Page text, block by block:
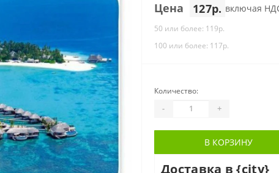
Цена 127р. включая
50 или более: 119р.
100 или более: 117р.
Количество:
- +
В КОРЗИНУ
Доставка в {city}